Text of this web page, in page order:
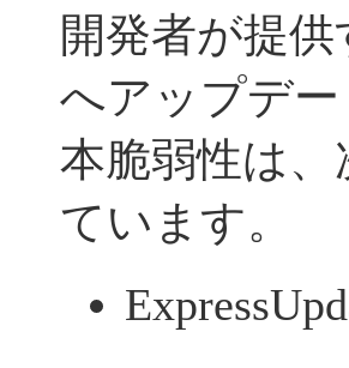
開発者が提
へアップデ
本脆弱性は
ています。